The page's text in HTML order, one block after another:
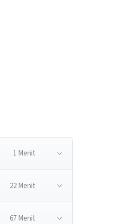
1 Menit
22 Menit
67 Menit